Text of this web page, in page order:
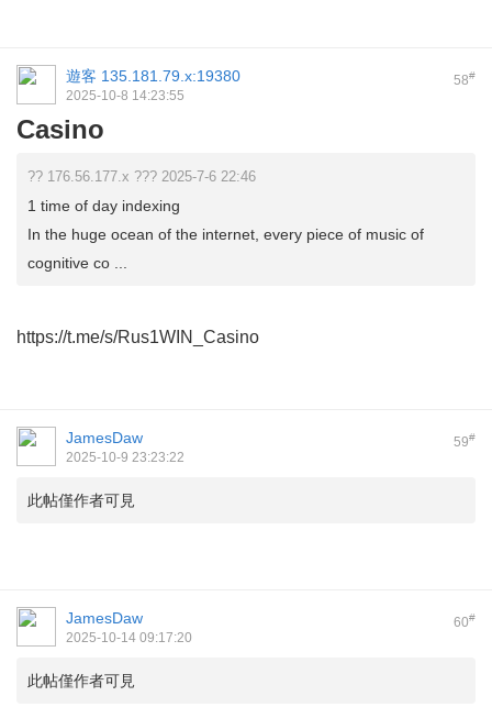
58#
遊客 135.181.79.x:19380
2025-10-8 14:23:55
Casino
?? 176.56.177.x ??? 2025-7-6 22:46
1 time of day indexing
In the huge ocean of the internet, every piece of music of
cognitive co ...
https://t.me/s/Rus1WIN_Casino
59#
JamesDaw
2025-10-9 23:23:22
此帖僅作者可見
60#
JamesDaw
2025-10-14 09:17:20
此帖僅作者可見